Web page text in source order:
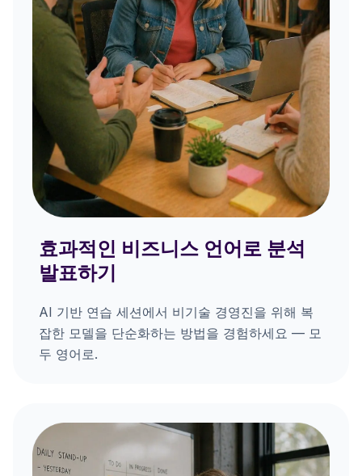
효과적인 비즈니스 언어로 분석
발표하기
AI 기반 연습 세션에서 비기술 경영진을 위해 복
잡한 모델을 단순화하는 방법을 경험하세요 — 모
두 영어로.